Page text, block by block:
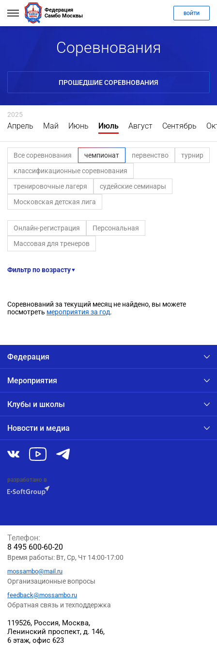
Федерация
Самбо Москвы
ВОЙТИ
Соревнования
ПРОШЕДШИЕ СОРЕВНОВАНИЯ
2025
Апрель Май Июнь Июль Август Сентябрь
Все соревнования чемпионат первенство
турнир
классификационные соревнования
тренировочные лагеря
судейские семинары
Московская детская лига
Онлайн-регистрация
Персональная
Массовая для тренеров
Фильтр по возрасту▼
Соревнований за текущий месяц не найдено, вы можете
посмотреть мероприятия за год.
Федерация
Мероприятия
Клубы и школы
Новости и медиа
разработано в
119526, Россия, Москва,
Ленинский проспект, д. 146,
6 этаж, офис 623
Телефон:
8 495 600-60-20
Время работы: Вт, Ср, Чт 14:00-17:00
mossambo@mail.ru
Организационные вопросы
feedback@mossambo.ru
Обратная связь и техподдержка